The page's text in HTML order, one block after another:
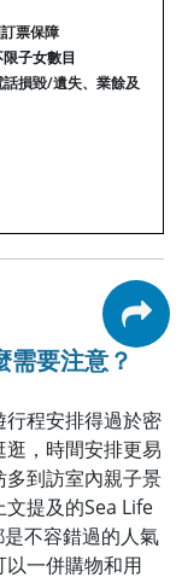
票保障
子女數目
損毀/遺失、業餘及
要注意？
程安排得過於密
，時間安排更易
到訪室內親子景
提及的Sea Life
不容錯過的人氣
一併購物和用